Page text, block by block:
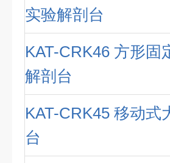
实验解剖台
KAT-CRK46 方形
解剖台
KAT-CRK45 移动
台